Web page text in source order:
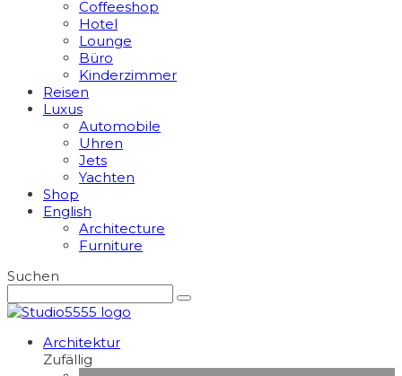
Coffeeshop
Hotel
Lounge
Büro
Kinderzimmer
Reisen
Luxus
Automobile
Uhren
Jets
Yachten
Shop
English
Architecture
Furniture
Suchen
Architektur
Zufällig